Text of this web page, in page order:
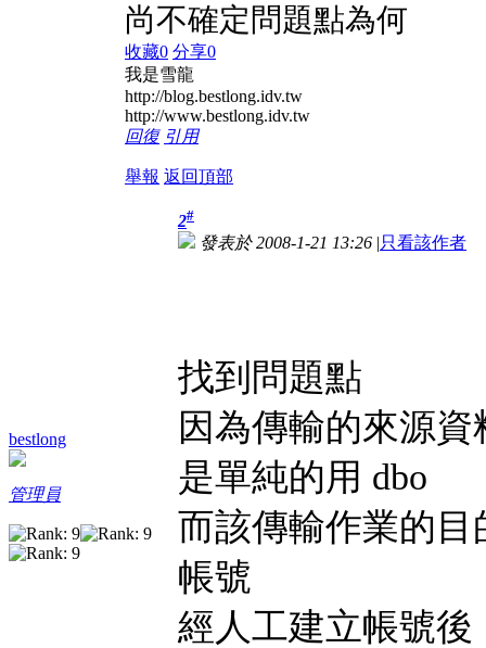
尚不確定問題點為何
收藏0 分享0
我是雪龍
http://blog.bestlong.idv.tw
http://www.bestlong.idv.tw
回復 引用
舉報 返回頂部
bestlong
管理員
2#
發表於 2008-1-21 13:26 |只看該作者
找到問題點
因為傳輸的來源
是單純的用 dbo
而該傳輸作業的目
帳號
經人工建立帳號